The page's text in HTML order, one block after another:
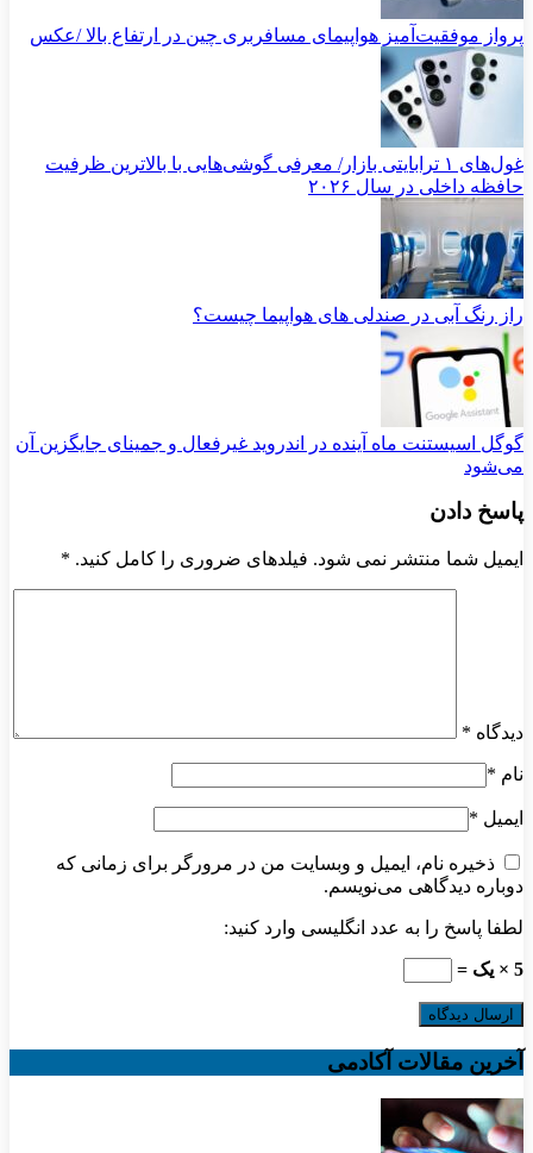
پرواز موفقیت‌آمیز هواپیمای مسافربری چین در ارتفاع بالا /عکس
غول‌های ۱ ترابایتی بازار/ معرفی گوشی‌هایی با بالاترین ظرفیت
حافظه داخلی در سال ۲۰۲۶
راز رنگ آبی در صندلی های هواپیما چیست؟
گوگل اسیستنت ماه آینده در اندروید غیرفعال و جمینای جایگزین آن
می‌شود
پاسخ دادن
ایمیل شما منتشر نمی شود. فیلدهای ضروری را کامل کنید. *
دیدگاه *
نام *
ایمیل *
ذخیره نام، ایمیل و وبسایت من در مرورگر برای زمانی که
دوباره دیدگاهی می‌نویسم.
لطفا پاسخ را به عدد انگلیسی وارد کنید:
5 × یک =
آخرین مقالات آکادمی